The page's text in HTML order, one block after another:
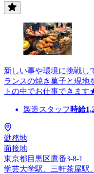
新しい事や環境に挑戦し
ランスの焼き菓子と現地
トの中でお仕事できます
製造スタッフ 時給
勤務地
面接地
東京都目黒区鷹番3-8-1
学芸大学駅、三軒茶屋駅